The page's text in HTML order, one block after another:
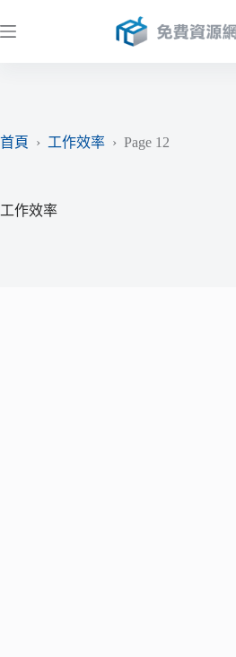
至
首頁
› 工作效率 › Page 12
工作效率